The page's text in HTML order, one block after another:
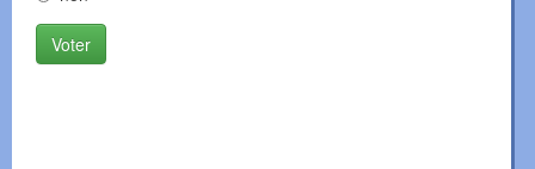
Voter